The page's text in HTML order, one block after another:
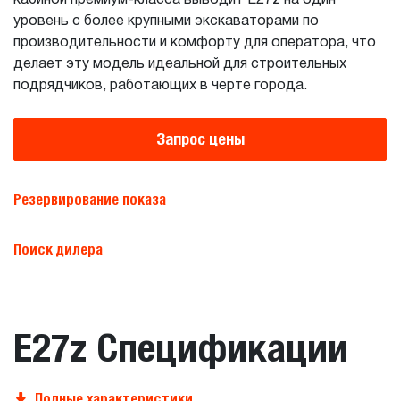
уровень с более крупными экскаваторами по
производительности и комфорту для оператора, что
делает эту модель идеальной для строительных
подрядчиков, работающих в черте города.
Запрос цены
Резервирование показа
Поиск дилера
E27z Спецификации